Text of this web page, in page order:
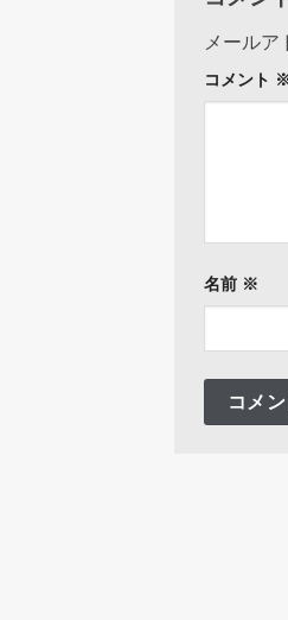
メールア
コメント
名前 ※